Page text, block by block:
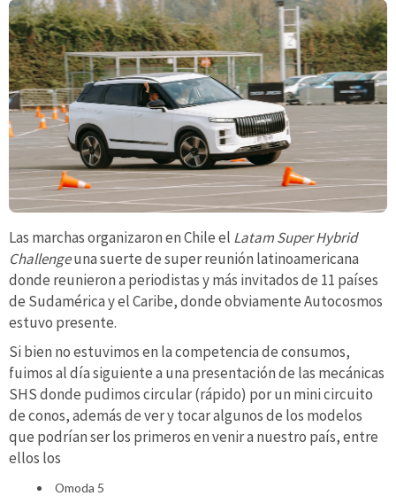
Las marchas organizaron en Chile el Latam Super Hybrid
Challengeuna suerte de super reunión latinoamericana
donde reunieron a periodistas y más invitados de 11 países
de Sudamérica y el Caribe, donde obviamente Autocosmos
estuvo presente.
Si bien no estuvimos en la competencia de consumos,
fuimos al día siguiente a una presentación de las mecánicas
SHS donde pudimos circular (rápido) por un mini circuito
de conos, además de ver y tocar algunos de los modelos
que podrían ser los primeros en venir a nuestro país, entre
ellos los
Omoda 5